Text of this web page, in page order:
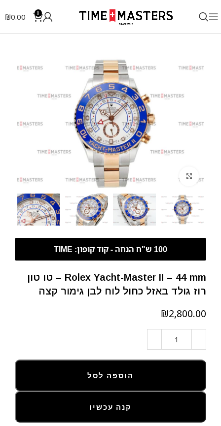
0
₪0.00
לחצו להגדלה
Rolex Yacht-Master II – 44 mm – טו טון
רוז גולד באזל כחול לוח לבן גימור קצה
₪
הוספה לסל
קנה עכשיו